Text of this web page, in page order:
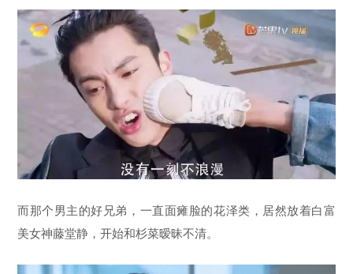
而那个男主的好兄弟，一直面瘫脸的花泽类，居然放着白富
美女神藤堂静，开始和杉菜暧昧不清。